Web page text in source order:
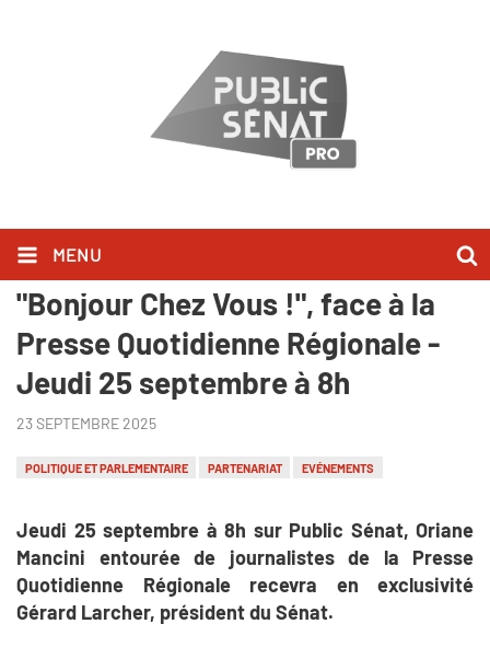
MENU
Gérard Larcher invité spécial de
"Bonjour Chez Vous !", face à la
Presse Quotidienne Régionale -
Jeudi 25 septembre à 8h
23 SEPTEMBRE 2025
POLITIQUE ET PARLEMENTAIRE PARTENARIAT EVÉNEMENTS
Jeudi 25 septembre à 8h sur Public Sénat, Oriane
Mancini entourée de journalistes de la Presse
Quotidienne Régionale recevra en exclusivité
Gérard Larcher, président du Sénat.